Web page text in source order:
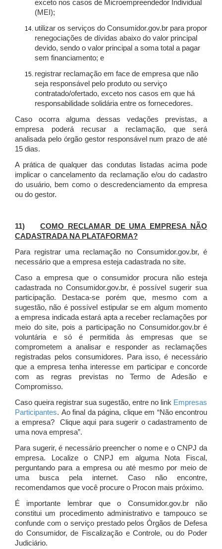
exceto nos casos de Microempreendedor Individual
(MEI);
utilizar os serviços do Consumidor.gov.br para propor
renegociações de dívidas abaixo do valor principal
devido, sendo o valor principal a soma total a pagar
sem financiamento; e
registrar reclamação em face de empresa que não
seja responsável pelo produto ou serviço
contratado/ofertado, exceto nos casos em que há
responsabilidade solidária entre os fornecedores.
Caso ocorra alguma dessas vedações previstas, a
empresa poderá recusar a reclamação, que será
analisada pelo órgão gestor responsável num prazo de até
15 dias.
A prática de qualquer das condutas listadas acima pode
implicar o cancelamento da reclamação e/ou do cadastro
do usuário, bem como o descredenciamento da empresa
ou do gestor.
11)COMO RECLAMAR DE UMA EMPRESA NÃO
CADASTRADA NA PLATAFORMA?
Para registrar uma reclamação no Consumidor.gov.br, é
necessário que a empresa esteja cadastrada no site.
Caso a empresa que o consumidor procura não esteja
cadastrada no Consumidor.gov.br, é possível sugerir sua
participação. Destaca-se porém que, mesmo com a
sugestão, não é possível estipular se em algum momento
a empresa indicada estará apta a receber reclamações por
meio do site, pois a participação no Consumidor.gov.br é
voluntária e só é permitida às empresas que se
comprometem a analisar e responder as reclamações
registradas pelos consumidores. Para isso, é necessário
que a empresa tenha interesse em participar e concorde
com as regras previstas no Termo de Adesão e
Compromisso.
Caso queira registrar sua sugestão, entre no link Empresas
Participantes. Ao final da página, clique em “Não encontrou
a empresa? Clique aqui para sugerir o cadastramento de
uma nova empresa”.
Para sugerir, é necessário preencher o nome e o CNPJ da
empresa. Localize o CNPJ em alguma Nota Fiscal,
perguntando para a empresa ou até mesmo por meio de
uma busca pela internet. Caso não encontre,
recomendamos que você procure o Procon mais próximo.
É importante lembrar que o Consumidor.gov.br não
constitui um procedimento administrativo e tampouco se
confunde com o serviço prestado pelos Órgãos de Defesa
do Consumidor, de Fiscalização e Controle, ou do Poder
Judiciário.